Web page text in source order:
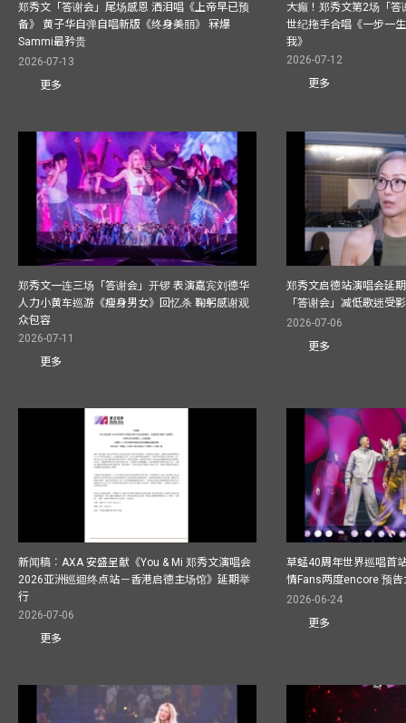
郑秀文「答谢会」尾场感恩 洒泪唱《上帝早已预
备》 黄子华自弹自唱新版《终身美丽》 冧爆
Sammi最矜贵
2026-07-13
更多
大癫！郑秀文第2场「
世纪拖手合唱《一步一
我》
2026-07-12
更多
郑秀文一连三场「答谢会」开锣 表演嘉宾刘德华
人力小黄车巡游《瘦身男女》回忆杀 鞠躬感谢观
众包容
2026-07-11
更多
郑秀文启德站演唱会延
「答谢会」减低歌迷受
2026-07-06
更多
新闻稿︰AXA 安盛呈献《You & Mi 郑秀文演唱会
2026亚洲巡迴终点站－香港启德主场馆》延期举
行
2026-07-06
更多
草蜢40周年世界巡唱首
情Fans两度encore 预
2026-06-24
更多